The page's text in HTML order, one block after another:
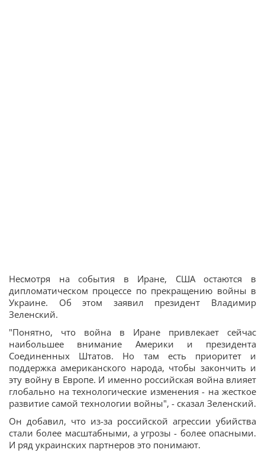
Несмотря на события в Иране, США остаются в
дипломатическом процессе по прекращению войны в
Украине. Об этом заявил президент Владимир
Зеленский.
"Понятно, что война в Иране привлекает сейчас
наибольшее внимание Америки и президента
Соединенных Штатов. Но там есть приоритет и
поддержка американского народа, чтобы закончить и
эту войну в Европе. И именно российская война влияет
глобально на технологические изменения - на жесткое
развитие самой технологии войны", - сказал Зеленский.
Он добавил, что из-за российской агрессии убийства
стали более масштабными, а угрозы - более опасными.
И ряд украинских партнеров это понимают.